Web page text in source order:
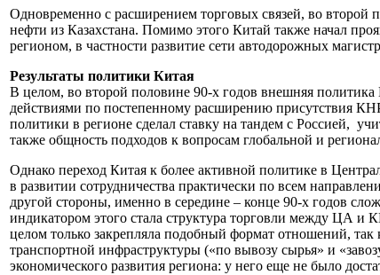
Одновременно с расширением торговых связей, во второй
нефти из Казахстана. Помимо этого Китай также начал
регионом, в частности развитие сети автодорожных
Результаты политики Китая
В целом, во второй половине 90-х годов внешняя
действиями по постепенному расширению присутствия
политики в регионе сделал ставку на тандем с Россией,
также общность подходов к вопросам глобальной и
Однако переход Китая к более активной политике в
в развитии сотрудничества практически по всем
другой стороны, именно в середине – конце 90-х годов
индикатором этого стала структура торговли между ЦА и
целом только закрепляла подобный формат отношений,
транспортной инфраструктуры («по вывозу сырья» и
экономического развития региона: у него еще не было